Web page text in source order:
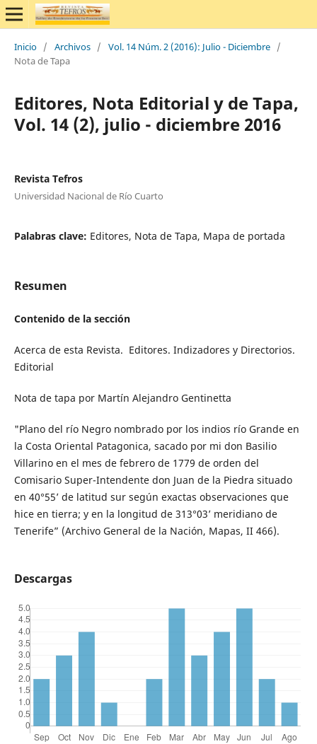
Inicio / Archivos / Vol. 14 Núm. 2 (2016): Julio - Diciembre /
Nota de Tapa
Editores, Nota Editorial y de Tapa,
Vol. 14 (2), julio - diciembre 2016
Revista Tefros
Universidad Nacional de Río Cuarto
Palabras clave: Editores, Nota de Tapa, Mapa de portada
Resumen
Contenido de la sección
Acerca de esta Revista. Editores. Indizadores y Directorios.
Editorial
Nota de tapa por Martín Alejandro Gentinetta
"Plano del río Negro nombrado por los indios río Grande en
la Costa Oriental Patagonica, sacado por mi don Basilio
Villarino en el mes de febrero de 1779 de orden del
Comisario Super-Intendente don Juan de la Piedra situado
en 40°55’ de latitud sur según exactas observaciones que
hice en tierra; y en la longitud de 313°03’ meridiano de
Tenerife” (Archivo General de la Nación, Mapas, II 466).
Descargas